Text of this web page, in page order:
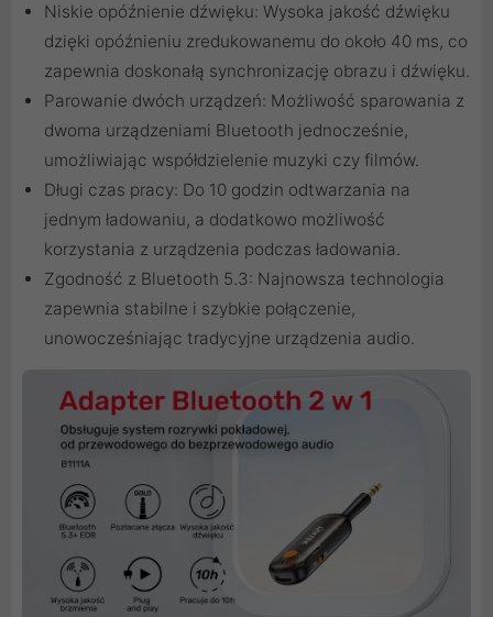
Niskie opóźnienie dźwięku: Wysoka jakość dźwięku
dzięki opóźnieniu zredukowanemu do około 40 ms, co
zapewnia doskonałą synchronizację obrazu i dźwięku.
Parowanie dwóch urządzeń: Możliwość sparowania z
dwoma urządzeniami Bluetooth jednocześnie,
umożliwiając współdzielenie muzyki czy filmów.
Długi czas pracy: Do 10 godzin odtwarzania na
jednym ładowaniu, a dodatkowo możliwość
korzystania z urządzenia podczas ładowania.
Zgodność z Bluetooth 5.3: Najnowsza technologia
zapewnia stabilne i szybkie połączenie,
unowocześniając tradycyjne urządzenia audio.